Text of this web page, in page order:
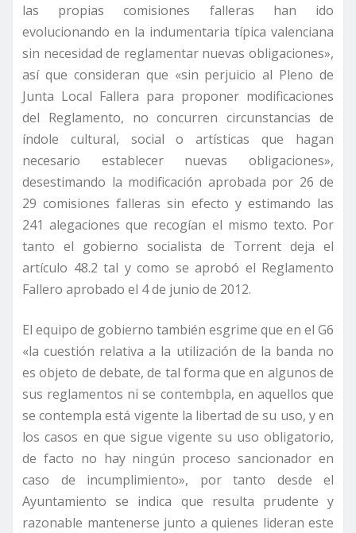
las propias comisiones falleras han ido
evolucionando en la indumentaria típica valenciana
sin necesidad de reglamentar nuevas obligaciones»,
así que consideran que «sin perjuicio al Pleno de
Junta Local Fallera para proponer modificaciones
del Reglamento, no concurren circunstancias de
índole cultural, social o artísticas que hagan
necesario establecer nuevas obligaciones»,
desestimando la modificación aprobada por 26 de
29 comisiones falleras sin efecto y estimando las
241 alegaciones que recogían el mismo texto. Por
tanto el gobierno socialista de Torrent deja el
artículo 48.2 tal y como se aprobó el Reglamento
Fallero aprobado el 4 de junio de 2012.
El equipo de gobierno también esgrime que en el G6
«la cuestión relativa a la utilización de la banda no
es objeto de debate, de tal forma que en algunos de
sus reglamentos ni se contembpla, en aquellos que
se contempla está vigente la libertad de su uso, y en
los casos en que sigue vigente su uso obligatorio,
de facto no hay ningún proceso sancionador en
caso de incumplimiento», por tanto desde el
Ayuntamiento se indica que resulta prudente y
razonable mantenerse junto a quienes lideran este